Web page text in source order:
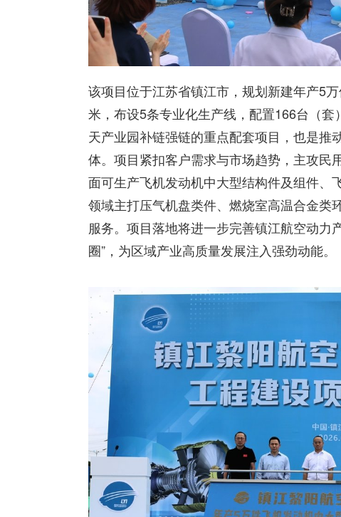
该项目位于江苏省镇江市，规划新建年产5
米，布设5条专业化生产线，配置166台（
天产业园补链强链的重点配套项目，也是推
体。项目紧扣客户需求与市场趋势，主攻民
面可生产飞机发动机中大型结构件及组件、
领域主打压气机盘类件、燃烧室高温合金类
服务。项目落地将进一步完善镇江航空动力
圈”，为区域产业高质量发展注入强劲动能。